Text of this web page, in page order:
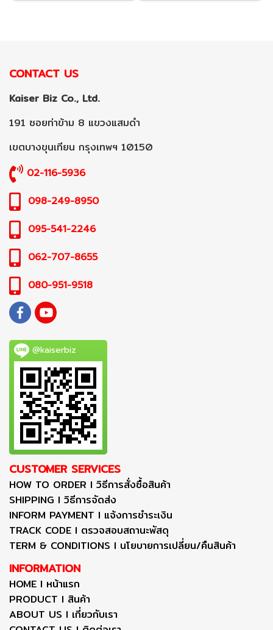
CONTACT US
Kaiser Biz Co., Ltd.
191 ซอยท่าข้าม 8 แขวงแสมดำ
เขตบางขุนเทียน กรุงเทพฯ 10150
02-116-5936
098-249-8950
095-541-2246
062-707-8655
080-951-9518
@kaiserbiz
CUSTOMER SERVICES
HOW TO ORDER I วิธีการสั่งซื้อสินค้า
SHIPPING I วิธีการจัดส่ง
INFORM PAYMENT I แจ้งการชำระเงิน
TRACK CODE I ตรวจสอบสถานะพัสดุ
TERM & CONDITIONS I นโยบายการเปลี่ยน/คืนสินค้า
INFORMATION
HOME I หน้าแรก
PRODUCT I สินค้า
ABOUT US I เกี่ยวกับเรา